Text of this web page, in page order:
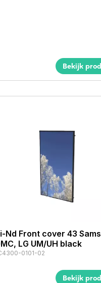
Bekijk
Nd Front cover 43
LG UM/UH black
0101-02
Bekijk